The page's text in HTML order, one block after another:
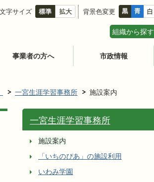
文字サイズ 背景色変更
組織から探す
事業者の方へ 市政情報
一宮生涯学習事務所 施設案内
一宮生涯学習事務所
施設案内
「いちのぴあ」の施設利用
いわみ学園